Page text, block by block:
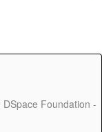
Foundation -